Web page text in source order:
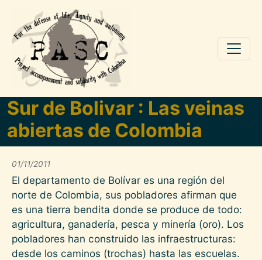
Skip to main content
Sur de Bolivar : Las veinas
abiertas de Colombia
01/11/2011
El departamento de Bolívar es una región del
norte de Colombia, sus pobladores afirman que
es una tierra bendita donde se produce de todo:
agricultura, ganadería, pesca y minería (oro). Los
pobladores han construido las infraestructuras:
desde los caminos (trochas) hasta las escuelas.